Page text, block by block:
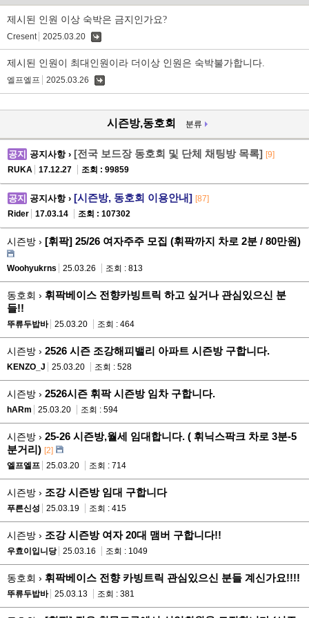
제시된 인원 이상 숙박은 금지인가요?
Cresent 2025.03.20
글
제시된 인원이 최대인원이라 더이상 인원은 숙박불가합니다.
엘프엘프 2025.03.26
시즌방,동호회 분류
공지 공지사항 › [전국 보드장 동호회 및 단체 채팅방 목록] [9]
RUKA
17.12.27 조회 : 99859
공지 공지사항 › [시즌방, 동호회 이용안내] [87]
Rider
17.03.14 조회 : 107302
시즌방 › [휘팍] 25/26 여자주주 모집 (휘팍까지 차로 2분 / 80만원)
Woohyukrns 25.03.26 조회 : 813
동호회 › 휘팍베이스 전향카빙트릭 하고 싶거나 관심있으신 분
들!!
뚜류두밥바 25.03.20 조회 : 464
시즌방 › 2526 시즌 조강해피밸리 아파트 시즌방 구합니다.
KENZO_J 25.03.20 조회 : 528
시즌방 › 2526시즌 휘팍 시즌방 임차 구합니다.
hARm 25.03.20 조회 : 594
시즌방 › 25-26 시즌방,월세 임대합니다. ( 휘닉스팍크 차로 3분-5
분거리) [2]
엘프엘프
25.03.20 조회 : 714
시즌방 › 조강 시즌방 임대 구합니다
푸른신성 25.03.19 조회 : 415
시즌방 › 조강 시즌방 여자 20대 맴버 구합니다!!
우효이입니당 25.03.16 조회 : 1049
동호회 › 휘팍베이스 전향 카빙트릭 관심있으신 분들 계신가요!!!!
뚜류두밥바 25.03.13 조회 : 381